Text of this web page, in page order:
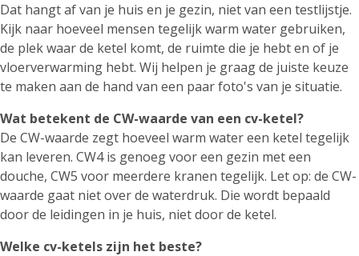
Dat hangt af van je huis en je gezin, niet van een testlijstje.
Kijk naar hoeveel mensen tegelijk warm water gebruiken,
de plek waar de ketel komt, de ruimte die je hebt en of je
vloerverwarming hebt. Wij helpen je graag de juiste keuze
te maken aan de hand van een paar foto's van je situatie.
Wat betekent de CW-waarde van een cv-ketel?
De CW-waarde zegt hoeveel warm water een ketel tegelijk
kan leveren. CW4 is genoeg voor een gezin met een
douche, CW5 voor meerdere kranen tegelijk. Let op: de CW-
waarde gaat niet over de waterdruk. Die wordt bepaald
door de leidingen in je huis, niet door de ketel.
Welke cv-ketels zijn het beste?